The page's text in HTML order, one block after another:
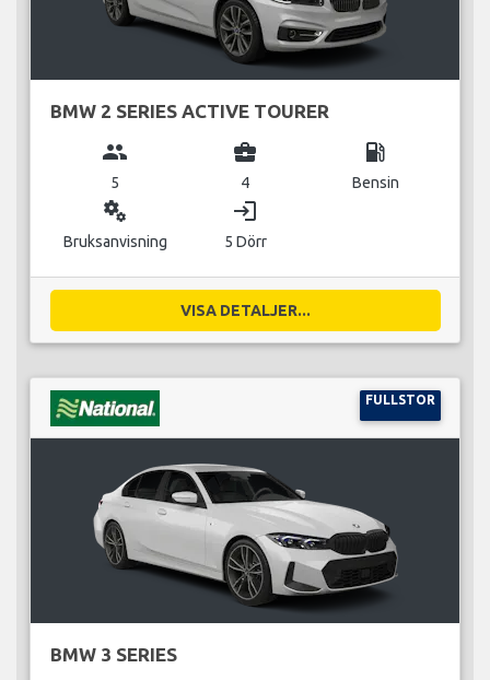
BMW 2 SERIES ACTIVE TOURER
group
5
business_center
4
local_gas_station
Bensin
miscellaneous_services
Bruksanvisning
login
5 Dörr
VISA DETALJER...
FULLSTOR
BMW 3 SERIES